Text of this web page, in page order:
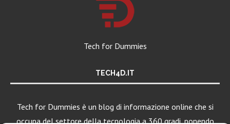
Tech for Dummies
TECH4D.IT
Tech for Dummies è un blog di informazione online che si
occupa del settore della tecnologia a 360 gradi, ponendo